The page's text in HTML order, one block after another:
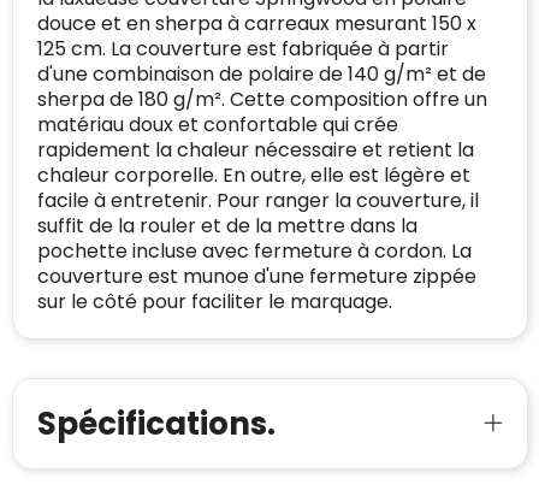
douce et en sherpa à carreaux mesurant 150 x
125 cm. La couverture est fabriquée à partir
d'une combinaison de polaire de 140 g/m² et de
sherpa de 180 g/m². Cette composition offre un
matériau doux et confortable qui crée
rapidement la chaleur nécessaire et retient la
chaleur corporelle. En outre, elle est légère et
facile à entretenir. Pour ranger la couverture, il
suffit de la rouler et de la mettre dans la
pochette incluse avec fermeture à cordon. La
couverture est munoe d'une fermeture zippée
sur le côté pour faciliter le marquage.
Spécifications.
Bedrijfsnaam: Linkkado
Domein: linkkado.be
Oprichting van de
onderneming:
2026
Aantal werknemers: 1-10
Trustindex-certificaat
starten:
2026-04-22
Geldig SSL-certificaat
Spam E-mail is spamvrij
voldoen aan een hoog niveau van
veiligheidsprotocol, kunnen Trustindex-
certificaat verkrijgen. Zoekt u bij het winkelen
naar de certificaten van Trustindex en koopt u
met vertrouwen!
Meer informatie»
Voor bedrijven
Bouwt u vertrouwen op en verhoogt u uw
verkoop met de Trustindex-certificaat.
Meer informatie»